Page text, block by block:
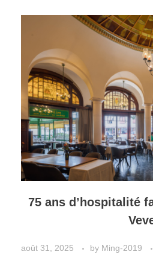
75 ans d’hospitalité
août 31, 2025 by Ming-2019